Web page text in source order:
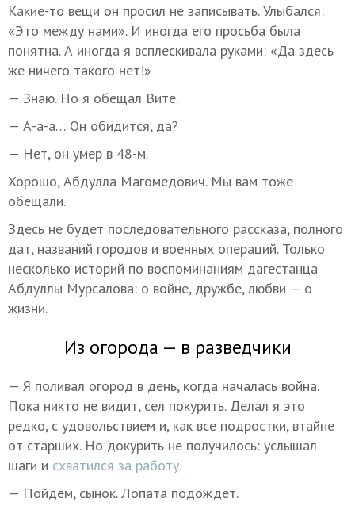
Какие-то вещи он просил не записывать. Улыбался:
«Это между нами». И иногда его просьба была
понятна. А иногда я всплескивала руками: «Да здесь
же ничего такого нет!»
— Знаю. Но я обещал Вите.
— А-а-а… Он обидится, да?
— Нет, он умер в 48-м.
Хорошо, Абдулла Магомедович. Мы вам тоже
обещали.
Здесь не будет последовательного рассказа, полного
дат, названий городов и военных операций. Только
несколько историй по воспоминаниям дагестанца
Абдуллы Мурсалова: о войне, дружбе, любви — о
жизни.
Из огорода — в разведчики
— Я поливал огород в день, когда началась война.
Пока никто не видит, сел покурить. Делал я это
редко, с удовольствием и, как все подростки, втайне
от старших. Но докурить не получилось: услышал
шаги и схватился за работу.
— Пойдем, сынок. Лопата подождет.